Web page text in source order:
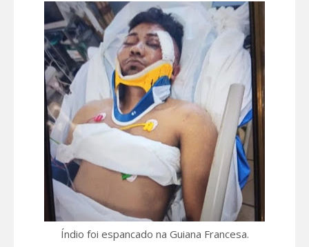
Índio foi espancado na Guiana Francesa.